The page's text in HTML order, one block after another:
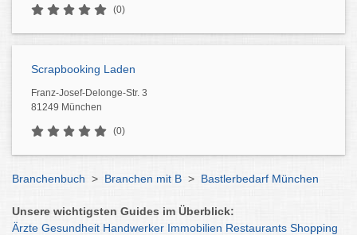
(0)
Scrapbooking Laden
Franz-Josef-Delonge-Str. 3
81249 München
(0)
Branchenbuch > Branchen mit B > Bastlerbedarf München
Unsere wichtigsten Guides im Überblick:
Ärzte Gesundheit Handwerker Immobilien Restaurants Shopping